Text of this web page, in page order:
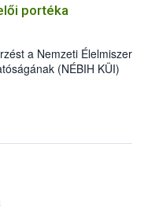
portéka
a Nemzeti
(NÉBIH KÜI)
tapasztalt számos
félkész- és
és megsemmisítését